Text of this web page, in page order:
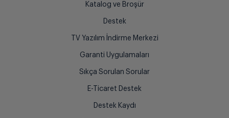
Katalog ve Broşür
Destek
TV Yazılım İndirme Merkezi
Garanti Uygulamaları
Sıkça Sorulan Sorular
E-Ticaret Destek
Destek Kaydı